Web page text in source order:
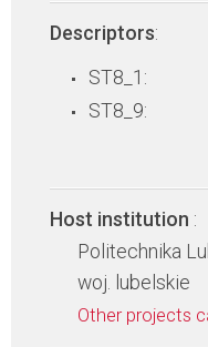
Descriptors:
ST8_1:
ST8_9:
Host institution :
Politechnika
woj. lubelskie
Other projects